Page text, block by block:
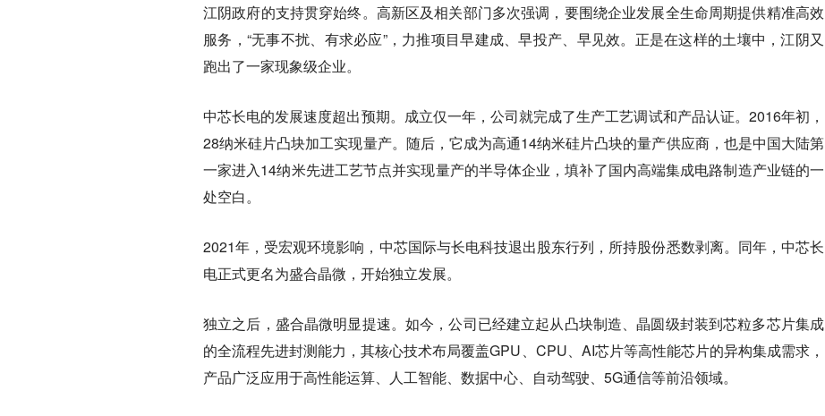
江阴政府的支持贯穿始终。高新区及相关部门多次强调，要围绕企业发展全生命周期提供精准高效
服务，“无事不扰、有求必应”，力推项目早建成、早投产、早见效。正是在这样的土壤中，江阴又
跑出了一家现象级企业。
中芯长电的发展速度超出预期。成立仅一年，公司就完成了生产工艺调试和产品认证。2016年初，
28纳米硅片凸块加工实现量产。随后，它成为高通14纳米硅片凸块的量产供应商，也是中国大陆第
一家进入14纳米先进工艺节点并实现量产的半导体企业，填补了国内高端集成电路制造产业链的一
处空白。
2021年，受宏观环境影响，中芯国际与长电科技退出股东行列，所持股份悉数剥离。同年，中芯长
电正式更名为盛合晶微，开始独立发展。
独立之后，盛合晶微明显提速。如今，公司已经建立起从凸块制造、晶圆级封装到芯粒多芯片集成
的全流程先进封测能力，其核心技术布局覆盖GPU、CPU、AI芯片等高性能芯片的异构集成需求，
产品广泛应用于高性能运算、人工智能、数据中心、自动驾驶、5G通信等前沿领域。